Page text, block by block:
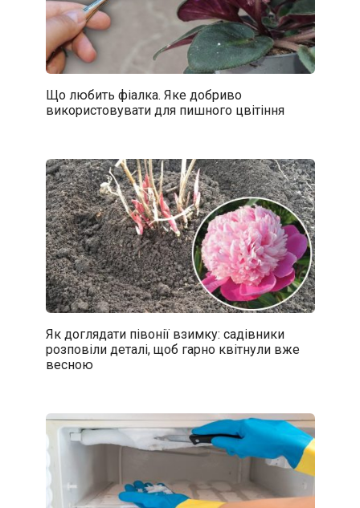
Що любить фіалка. Яке добриво
використовувати для пишного цвітіння
Як доглядати півонії взимку: садівники
розповіли деталі, щоб гарно квітнули вже
весною